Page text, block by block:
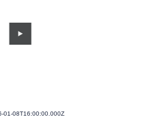
01-08T16:00:00.000Z